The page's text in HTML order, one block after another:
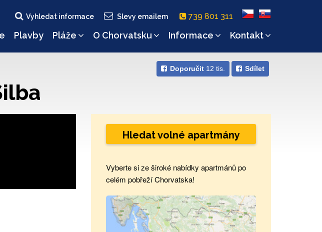
Vyhledat informace Slevy emailem 739 801 311
Plavby Pláže O Chorvatsku Informace Kontakt
Doporučit 12 tis. Sdílet
Hledat volné apartmány
Vyberte si ze široké nabídky apartmánů po
celém pobřeží Chorvatska!